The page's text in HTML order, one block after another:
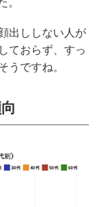
。
出ししない人が
ておらず、すっ
うですね。